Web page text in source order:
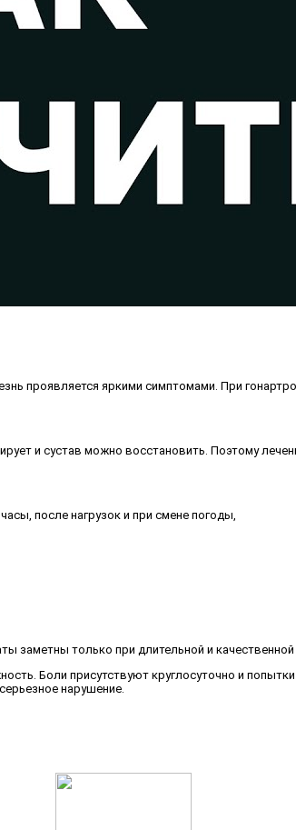
проявляется яркими симптомами. При
и сустав можно восстановить. Поэтому
после нагрузок и при смене погоды,
заметны только при длительной и
Боли присутствуют круглосуточно и
нарушение.